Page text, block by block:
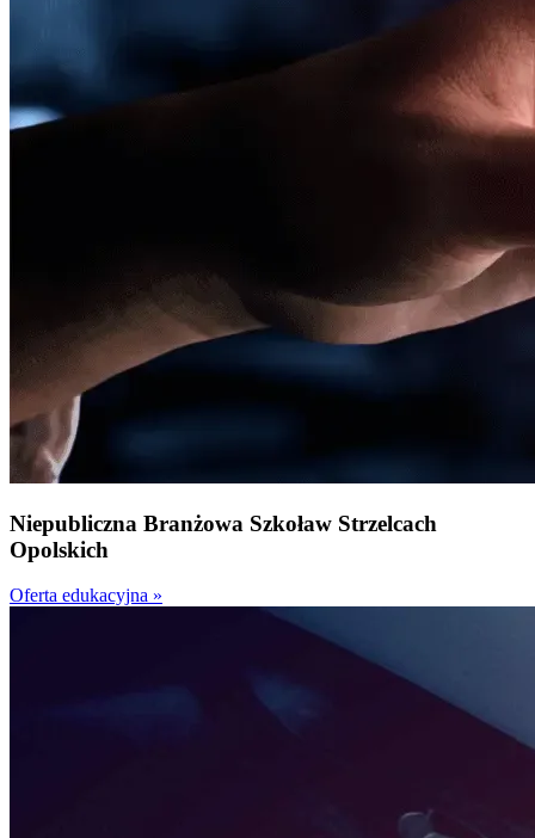
Niepubliczna Branżowa Szkoław Strzelcach
Opolskich
Oferta edukacyjna »